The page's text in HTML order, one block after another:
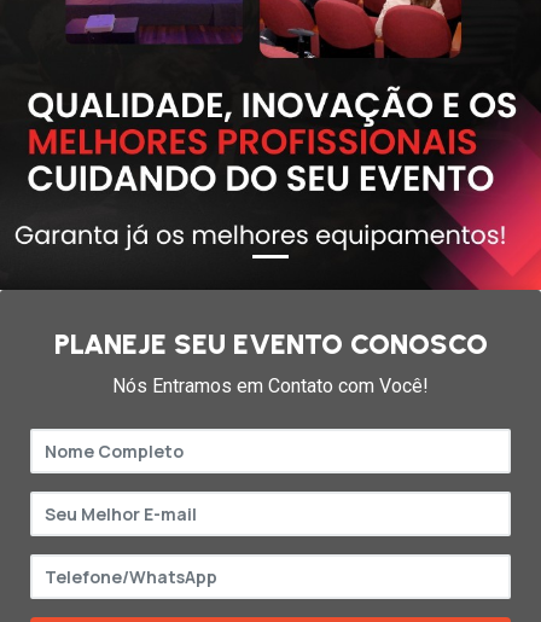
PLANEJE SEU EVENTO CONOSCO
Nós Entramos em Contato com Você!